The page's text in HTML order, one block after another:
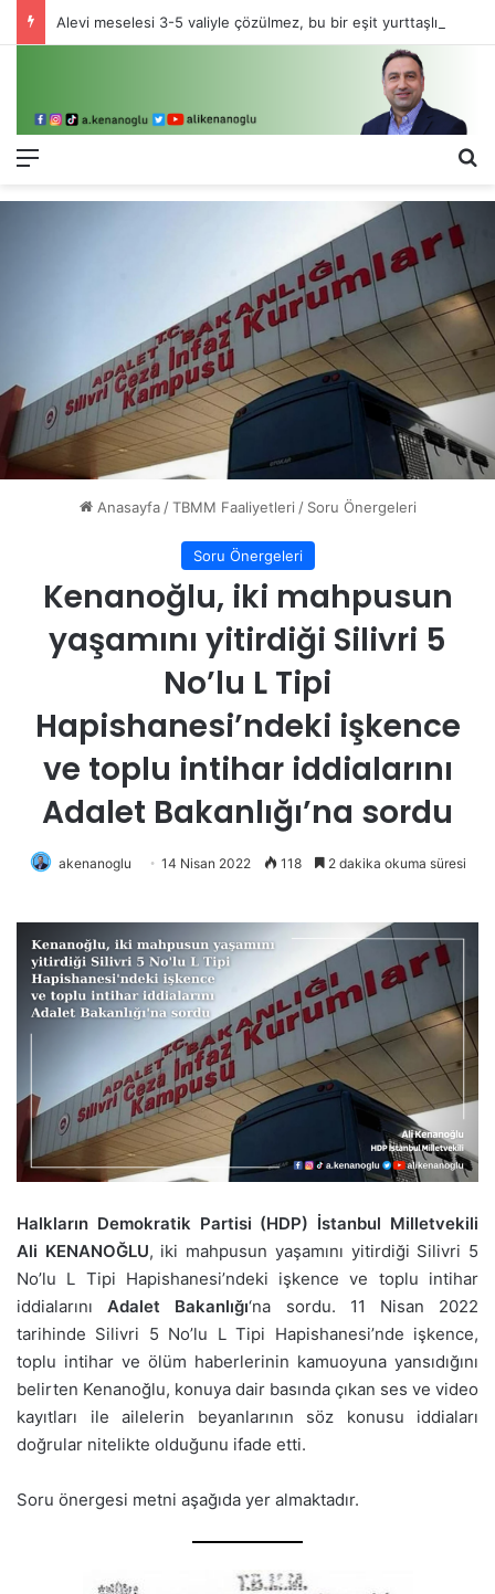
Menü
Anasayfa / TBMM Faaliyetleri / Soru Önergeleri
Soru Önergeleri
Kenanoğlu, iki mahpusun
yaşamını yitirdiği Silivri 5
No’lu L Tipi
Hapishanesi’ndeki işkence
ve toplu intihar iddialarını
Adalet Bakanlığı’na sordu
akenanoglu 14 Nisan 2022 118 2 dakika okuma süresi
Halkların Demokratik Partisi (HDP) İstanbul Milletvekili
Ali KENANOĞLU, iki mahpusun yaşamını yitirdiği Silivri 5
No’lu L Tipi Hapishanesi’ndeki işkence ve toplu intihar
iddialarınıAdalet Bakanlığı‘na sordu. 11 Nisan 2022
tarihinde Silivri 5 No’lu L Tipi Hapishanesi’nde işkence,
toplu intihar ve ölüm haberlerinin kamuoyuna yansıdığını
belirten Kenanoğlu, konuya dair basında çıkan ses ve video
kayıtları ile ailelerin beyanlarının söz konusu iddiaları
doğrular nitelikte olduğunu ifade etti.
Soru önergesi metni aşağıda yer almaktadır.